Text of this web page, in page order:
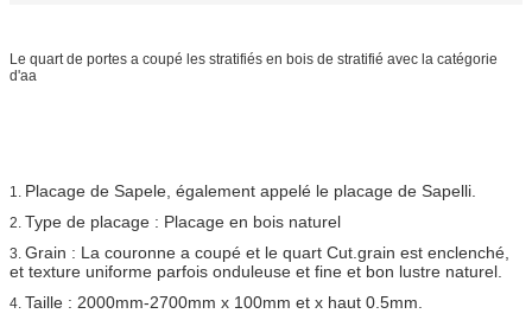
Le quart de portes a coupé les stratifiés en bois de stratifié avec la catégorie
d'aa
1. Placage de Sapele, également appelé le placage de Sapelli.
2. Type de placage : Placage en bois naturel
3. Grain : La couronne a coupé et le quart Cut.grain est enclenché,
et texture uniforme parfois onduleuse et fine et bon lustre naturel.
4. Taille : 2000mm-2700mm x 100mm et x haut 0.5mm.